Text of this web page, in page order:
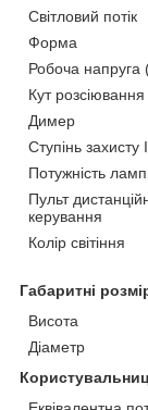
Світловий потік
Форма
Робоча напруга
Кут розсіювання
Димер
Ступінь захисту
Потужність
Пульт
керування
Колір світіння
Габаритні
Висота
Діаметр